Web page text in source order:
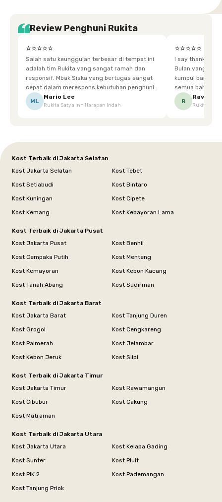
Review Penghuni Rukita
⭐⭐⭐⭐⭐
Salah satu keunggulan terbesar di tempat ini
adalah tim Rukita yang sangat ramah dan
responsif. Mbak Siska yang bertugas sangat
cepat dalam merespons kebutuhan penghuni.
Ketika saya meminta keset karena sempat
terpeleset, permintaan tersebut langsung
ML
Mario Lee
Rukita Satya Inn Harapan Indah
⭐⭐⭐⭐⭐
I say thankyou
Bulan yang super happy! banyak
kumpul bareng
semua bahagia
mgkn saran dari air aja & kebersihan lebih di
R
Ravena
Rukita
Kost Terbaik di Jakarta Selatan
Kost Jakarta Selatan
Kost Tebet
Kost Setiabudi
Kost Bintaro
Kost Kuningan
Kost Cipete
Kost Kemang
Kost Kebayoran Lama
Kost Terbaik di Jakarta Pusat
Kost Jakarta Pusat
Kost Benhil
Kost Cempaka Putih
Kost Menteng
Kost Kemayoran
Kost Kebon Kacang
Kost Tanah Abang
Kost Sudirman
Kost Terbaik di Jakarta Barat
Kost Jakarta Barat
Kost Tanjung Duren
Kost Grogol
Kost Cengkareng
Kost Palmerah
Kost Jelambar
Kost Kebon Jeruk
Kost Slipi
Kost Terbaik di Jakarta Timur
Kost Jakarta Timur
Kost Rawamangun
Kost Cibubur
Kost Cakung
Kost Matraman
Kost Terbaik di Jakarta Utara
Kost Jakarta Utara
Kost Kelapa Gading
Kost Sunter
Kost Pluit
Kost PIK 2
Kost Pademangan
Kost Tanjung Priok